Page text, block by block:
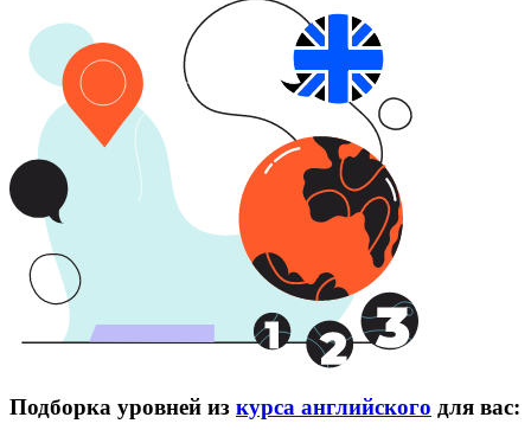
Подборка уровней из курса английского для вас: